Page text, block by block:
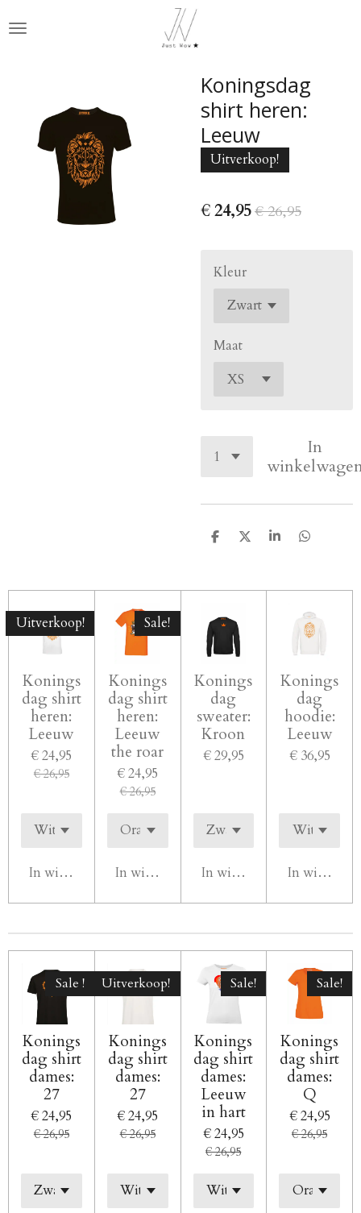
direct
Koningsdag
shirt heren:
Leeuw
Uitverkoop!
€ 24,95€ 26,95
Kleur
Maat
In
D
D
S
D
Uitverkoop!
Konings
dag shirt
heren:
Leeuw
€ 24,95
€ 26,95
In winkelwagen
Sale!
Konings
dag shirt
heren:
Leeuw
the roar
€ 24,95
€ 26,95
In winkelwagen
Konings
dag
sweater:
Kroon
€ 29,95
In winkelwagen
Konings
dag
hoodie:
Leeuw
€ 36,95
In
Sale !
Konings
dag shirt
dames:
27
€ 24,95
€ 26,95
Uitverkoop!
Konings
dag shirt
dames:
27
€ 24,95
€ 26,95
Sale!
Konings
dag shirt
dames:
Leeuw
in hart
€ 24,95
€ 26,95
Sale!
Konings
dag shirt
dames:
Q
€ 24,95
€ 26,95